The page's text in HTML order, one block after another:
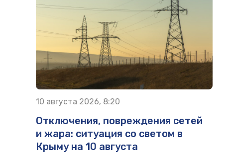
10 августа 2026, 8:20
Отключения, повреждения сетей
и жара: ситуация со светом в
Крыму на 10 августа